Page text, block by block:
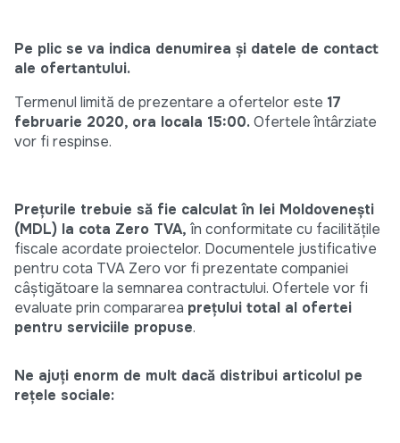
Pe plic se va indica denumirea și datele de contact
ale ofertantului.
Termenul limită de prezentare a ofertelor este 17
februarie 2020, ora locala 15:00.Ofertele întârziate
vor fi respinse.
Prețurile trebuie să fie calculat în lei Moldovenești
(MDL) la cota Zero TVA,în conformitate cu facilitățile
fiscale acordate proiectelor. Documentele justificative
pentru cota TVA Zero vor fi prezentate companiei
câştigătoare la semnarea contractului. Ofertele vor fi
evaluate prin compararea prețului total al ofertei
pentru serviciile propuse.
Ne ajuți enorm de mult dacă distribui articolul pe
rețele sociale: